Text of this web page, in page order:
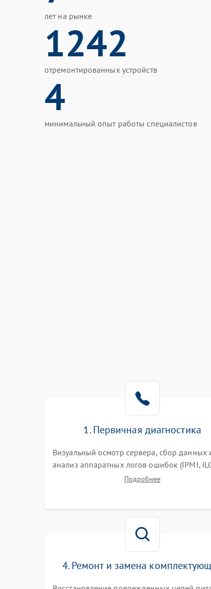
лет на рынке
1242
отремонтированных устройств
4
минимальный опыт работы специалистов
1. Первичная диагностика
Визуальный осмотр сервера, сбор данных
анализ аппаратных логов ошибок (IPMI,
iDRAC). Проверка цепей питания и базовой
Подробнее
4. Ремонт и замена